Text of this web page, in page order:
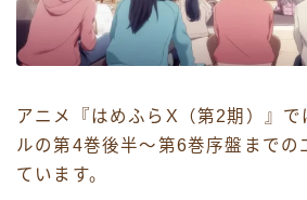
アニメ『はめふらX（第2期）』
ルの第4巻後半〜第6巻序盤までの
ています。